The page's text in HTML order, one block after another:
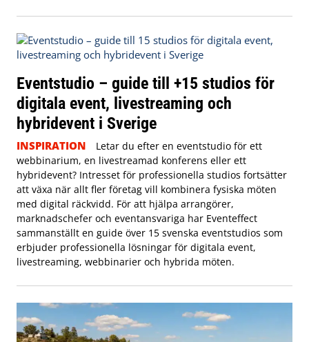
Eventstudio – guide till +15 studios för
digitala event, livestreaming och
hybridevent i Sverige
INSPIRATION
Letar du efter en eventstudio för ett
webbinarium, en livestreamad konferens eller ett
hybridevent? Intresset för professionella studios fortsätter
att växa när allt fler företag vill kombinera fysiska möten
med digital räckvidd. För att hjälpa arrangörer,
marknadschefer och eventansvariga har Eventeffect
sammanställt en guide över 15 svenska eventstudios som
erbjuder professionella lösningar för digitala event,
livestreaming, webbinarier och hybrida möten.